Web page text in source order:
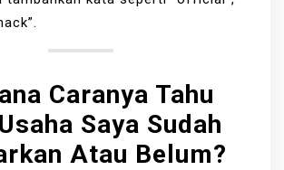
Caranya Tahu
Saya Sudah
Atau Belum?